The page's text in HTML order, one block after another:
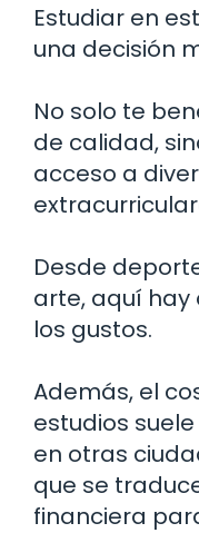
Estudiar en
una decisión
No solo te
de calidad,
acceso a
Desde
arte, aquí
los gustos.
Además, el
estudios
en otras
que se
financiera